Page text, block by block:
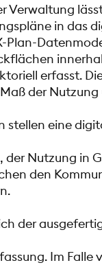
Verwaltung
in das
Plan-
erfasst.
der
stellen eine
Nutzung in
den
der
Im